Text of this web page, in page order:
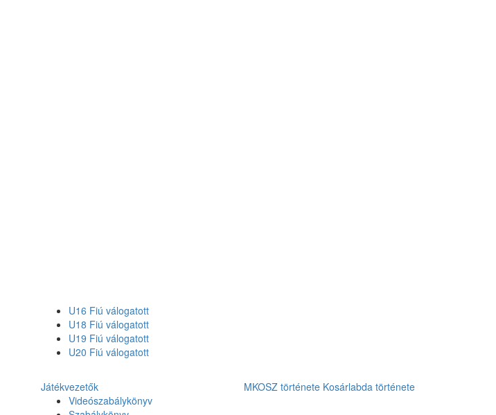
U16 Fiú válogatott
U18 Fiú válogatott
U19 Fiú válogatott
U20 Fiú válogatott
Játékvezetők
Videószabálykönyv
MKOSZ története Kosárlabda története